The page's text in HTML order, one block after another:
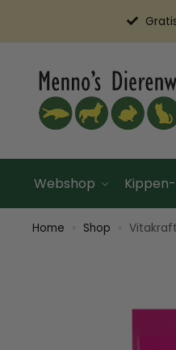
Webshop
Home Shop